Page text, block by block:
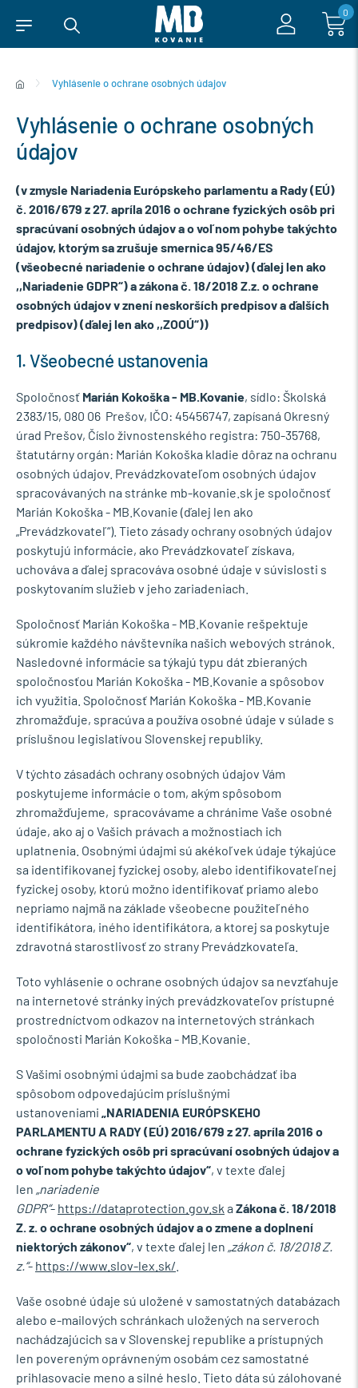
0
Vyhlásenie o ochrane osobných údajov
Vyhlásenie o ochrane osobných
údajov
(v zmysle Nariadenia Európskeho parlamentu a Rady (EÚ)
č. 2016/679 z 27. apríla 2016 o ochrane fyzických osôb pri
spracúvaní osobných údajov a o voľnom pohybe takýchto
údajov, ktorým sa zrušuje smernica 95/46/ES
(všeobecné nariadenie o ochrane údajov) (ďalej len ako
,,Nariadenie GDPR“) a zákona č. 18/2018 Z.z. o ochrane
osobných údajov v znení neskorších predpisov a ďalších
predpisov) (ďalej len ako ,,ZOOÚ“))
1. Všeobecné ustanovenia
Spoločnosť Marián Kokoška - MB.Kovanie, sídlo: Školská
2383/15, 080 06 Prešov, IČO: 45456747, zapísaná Okresný
úrad Prešov, Číslo živnostenského registra: 750-35768,
štatutárny orgán: Marián Kokoška kladie dôraz na ochranu
osobných údajov. Prevádzkovateľom osobných údajov
spracovávaných na stránke mb-kovanie.sk je spoločnosť
Marián Kokoška - MB.Kovanie (ďalej len ako
„Prevádzkovateľ“). Tieto zásady ochrany osobných údajov
poskytujú informácie, ako Prevádzkovateľ získava,
uchováva a ďalej spracováva osobné údaje v súvislosti s
poskytovaním služieb v jeho zariadeniach.
Spoločnosť Marián Kokoška - MB.Kovanie rešpektuje
súkromie každého návštevníka našich webových stránok.
Nasledovné informácie sa týkajú typu dát zbieraných
spoločnosťou Marián Kokoška - MB.Kovanie a spôsobov
ich využitia. Spoločnosť Marián Kokoška - MB.Kovanie
zhromažďuje, spracúva a používa osobné údaje v súlade s
príslušnou legislatívou Slovenskej republiky.
V týchto zásadách ochrany osobných údajov Vám
poskytujeme informácie o tom, akým spôsobom
zhromažďujeme, spracovávame a chránime Vaše osobné
údaje, ako aj o Vašich právach a možnostiach ich
uplatnenia. Osobnými údajmi sú akékoľvek údaje týkajúce
sa identifikovanej fyzickej osoby, alebo identifikovateľnej
fyzickej osoby, ktorú možno identifikovať priamo alebo
nepriamo najmä na základe všeobecne použiteľného
identifikátora, iného identifikátora, a ktorej sa poskytuje
zdravotná starostlivosť zo strany Prevádzkovateľa.
Toto vyhlásenie o ochrane osobných údajov sa nevzťahuje
na internetové stránky iných prevádzkovateľov prístupné
prostredníctvom odkazov na internetových stránkach
spoločnosti Marián Kokoška - MB.Kovanie.
S Vašimi osobnými údajmi sa bude zaobchádzať iba
spôsobom odpovedajúcim príslušnými
ustanoveniami „NARIADENIA EURÓPSKEHO
PARLAMENTU A RADY (EÚ) 2016/679 z 27. apríla 2016 o
ochrane fyzických osôb pri spracúvaní osobných údajov a
o voľnom pohybe takýchto údajov“, v texte ďalej
len „nariadenie
GDPR“- https://dataprotection.gov.sk a Zákona č. 18/2018
Z. z. o ochrane osobných údajov a o zmene a doplnení
niektorých zákonov“, v texte ďalej len „zákon č. 18/2018 Z.
z.“- https://www.slov-lex.sk/
Vaše osobné údaje sú uložené v samostatných databázach
alebo e-mailových schránkach uložených na serveroch
nachádzajúcich sa v Slovenskej republike a prístupných
len povereným oprávneným osobám cez samostatné
prihlasovacie meno a silné heslo. Tieto dáta sú zálohované